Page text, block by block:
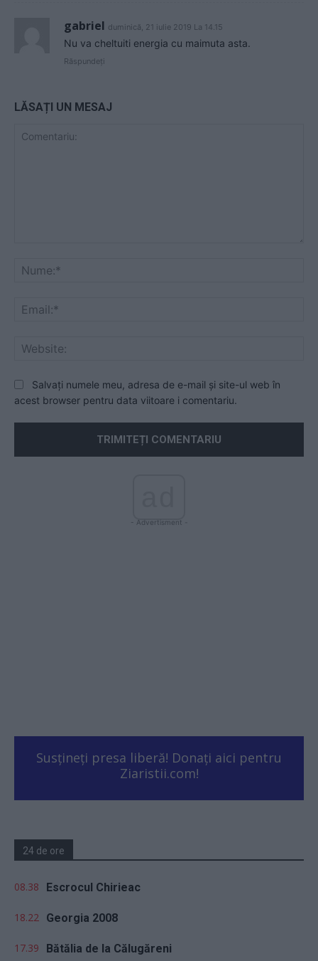
gabriel duminică, 21 iulie 2019 La 14.15
Nu va cheltuiti energia cu maimuta asta.
Răspundeți
LĂSAȚI UN MESAJ
Salvați numele meu, adresa de e-mail și site-ul web în
acest browser pentru data viitoare i comentariu.
- Advertisment -
Susțineți presa liberă! Donați aici pentru
Ziaristii.com!
24 de ore
08.38 Escrocul Chirieac
18.22 Georgia 2008
17.39 Bătălia de la Călugăreni